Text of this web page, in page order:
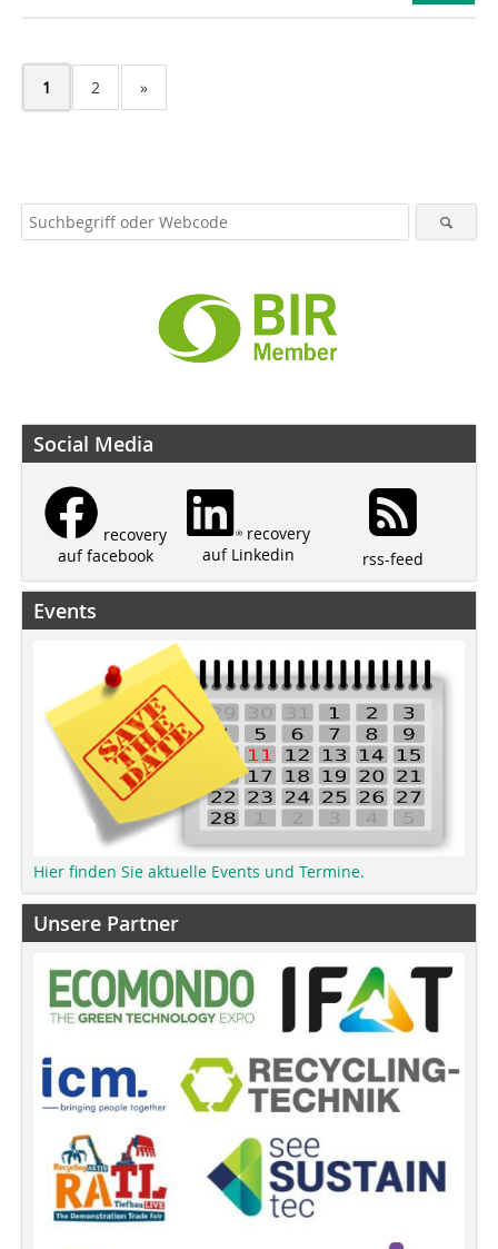
1 2 »
Social Media
recovery
auf facebook
recovery
auf Linkedin
rss-feed
Events
Hier finden Sie aktuelle Events und Termine.
Unsere Partner